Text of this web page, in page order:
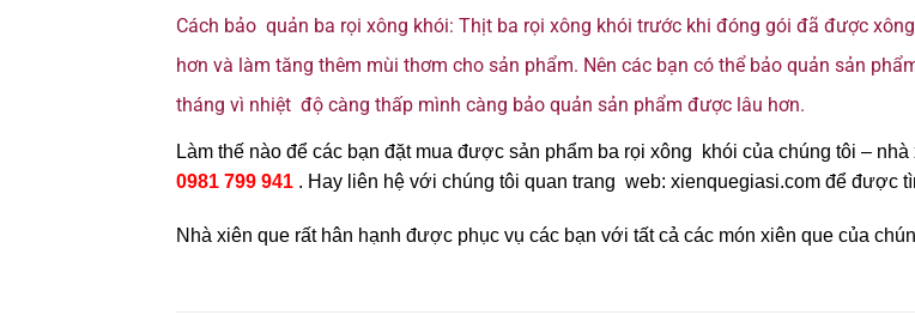
Cách bảo quản ba rọi xông khói: Thịt ba rọi xông khói trước khi đóng gói đã được
hơn và làm tăng thêm mùi thơm cho sản phẩm. Nên các bạn có thể bảo quản sản
tháng vì nhiệt độ càng thấp mình càng bảo quản sản phẩm được lâu hơn.
Làm thế nào để các bạn đặt mua được sản phẩm ba rọi xông khói của chúng tôi –
0981 799 941 . Hay liên hệ với chúng tôi quan trang web: xienquegiasi.com để được
Nhà xiên que rất hân hạnh được phục vụ các bạn với tất cả các món xiên que của